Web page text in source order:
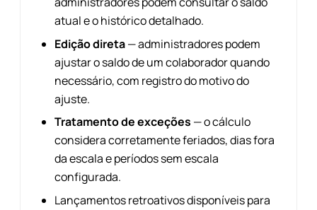
atual e o histórico detalhado.
Edição direta— administradores podem
ajustar o saldo de um colaborador quando
necessário, com registro do motivo do
ajuste.
Tratamento de exceções — o cálculo
considera corretamente feriados, dias fora
da escala e períodos sem escala
configurada.
Lançamentos retroativos disponíveis para